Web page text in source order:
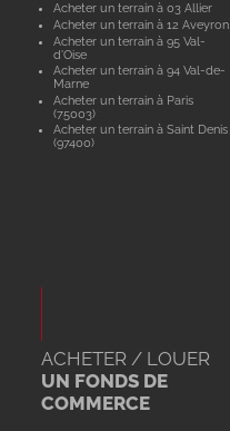
Acheter un terrain à 03 Allier
Acheter un terrain à 12 Aveyron
Acheter un terrain à 95 Val-
d'Oise
Acheter un terrain à 94 Val-de-
Marne
Acheter un terrain à Paris
(75003)
Acheter un terrain à Saint Denis
(97400)
ACHETER / LOUER
UN FONDS DE
COMMERCE